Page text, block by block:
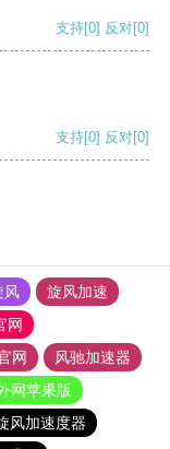
支持[0] 反对[0]
支持[0] 反对[0]
风
旋风加速
网
网
风驰加速器
网苹果版
风加速度器